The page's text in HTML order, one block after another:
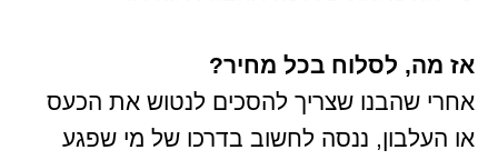
אז מה, לסלוח בכל מחיר?
אחרי שהבנו שצריך להסכים לנטוש את הכעס
או העלבון, ננסה לחשוב בדרכו של מי שפגע